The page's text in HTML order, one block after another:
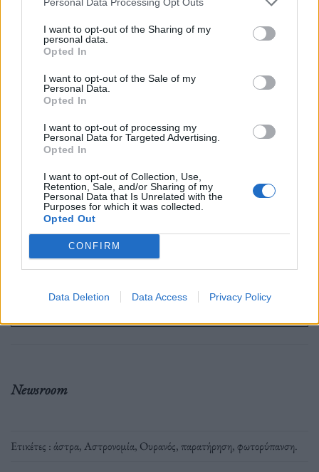
I want to opt-out of the Sharing of my
personal data.
Opted In
I want to opt-out of the Sale of my
Personal Data.
Opted In
I want to opt-out of processing my
Personal Data for Targeted Advertising.
Opted In
I want to opt-out of Collection, Use,
Retention, Sale, and/or Sharing of my
Personal Data that Is Unrelated with the
Purposes for which it was collected.
Opted Out
CONFIRM
Data Deletion Data Access Privacy Policy
περιβαλλοντικές επιπτώσεις του τεχνητού
και γενικότερα για τα οικοσυστήματα της Ευρώπης
και άλλων περιοχών, καθώς επίσης για την
ανθρώπινη υγεία.
πηγή: ΑΠΕ
Ακολουθήστε το OLAFAQ
στο Google News
Newsroom
Ετικέτες :άστρα,Αστρονομία, Ουρανός,παρατήρηση,φωτορύπανση.